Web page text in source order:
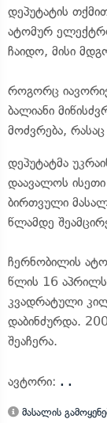
დეპუტატის
ატომურ
ჩაიდო, მისი
როგორც
ბალიანი
მოძვრება,
დეპუტატმა
დაავალოს
ბირთვული
წლამდე
ჩერნობილის
წლის 16 აპრილს
კვადრატული
დაბინძურდა.
შეაჩერა.
ავტორი: . .
მასალის